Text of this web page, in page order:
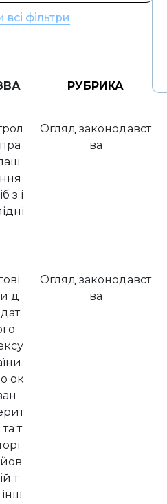
всі фільтри
РУБРИКА
з і
Огляд законодавст
ва
д
ок
т
т
Огляд законодавст
ва